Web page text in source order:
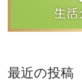
最近の投稿